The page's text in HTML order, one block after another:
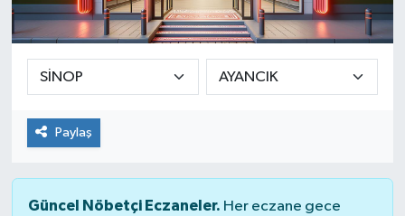
Paylaş
Güncel Nöbetçi Eczaneler. Her eczane gece